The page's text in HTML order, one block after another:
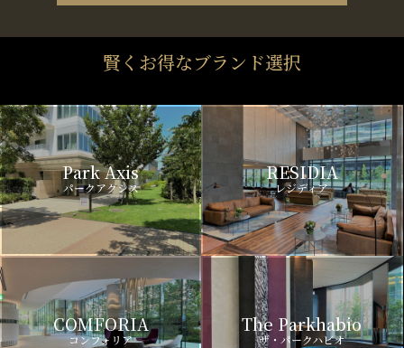
賢くお得なブランド選択
Park Axis
パークアクシス
RESIDIA
レジディア
COMFORIA
コンフォリア
The Parkhabio
ザ・パークハビオ